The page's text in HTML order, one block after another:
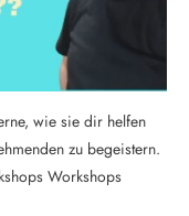
wie sie dir helfen
zu begeistern.
Workshops